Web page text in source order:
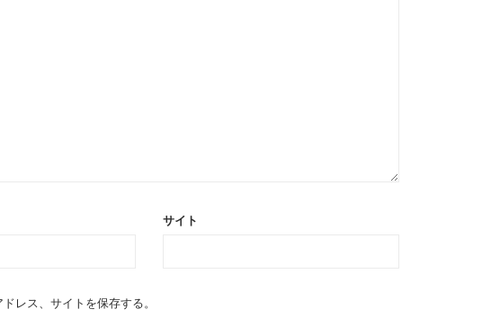
サイト
レス、サイトを保存する。